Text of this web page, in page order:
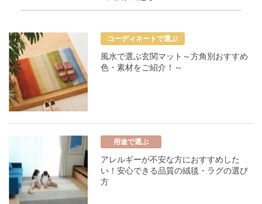
コーディネートで選ぶ
風水で選ぶ玄関マット～方角別おすすめ
色・素材をご紹介！～
用途で選ぶ
アレルギーが不安な方におすすめした
い！安心できる品質の絨毯・ラグの選び
方